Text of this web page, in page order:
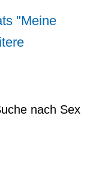
"Meine
nach Sex